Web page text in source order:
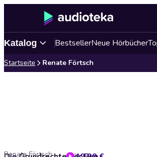
Katalog BestsellerNeue Hörbücher
Startseite Renate Förtsch
Renate Förtsch